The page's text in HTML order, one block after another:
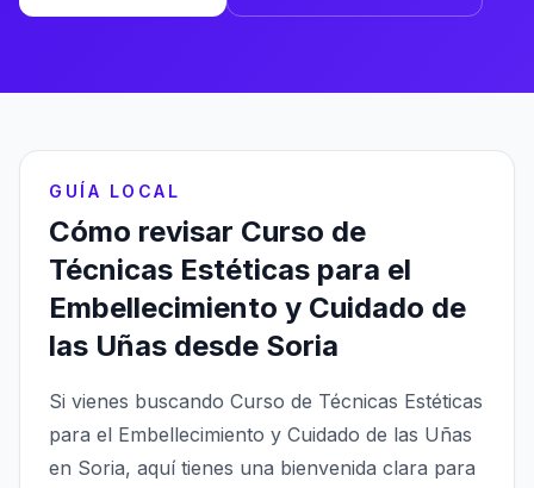
GUÍA LOCAL
Cómo revisar Curso de
Técnicas Estéticas para el
Embellecimiento y Cuidado de
las Uñas desde Soria
Si vienes buscando Curso de Técnicas Estéticas
para el Embellecimiento y Cuidado de las Uñas
en Soria, aquí tienes una bienvenida clara para